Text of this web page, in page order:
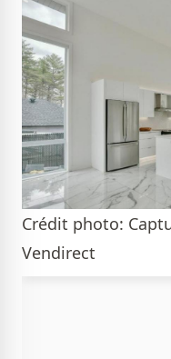
Crédit photo:
Vendirect